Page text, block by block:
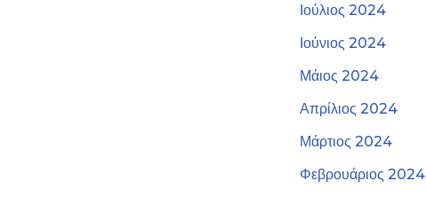
Ιούλιος 2024
Ιούνιος 2024
Μάιος 2024
Απρίλιος 2024
Μάρτιος 2024
Φεβρουάριος 2024